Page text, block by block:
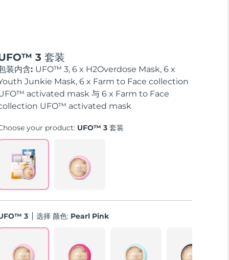
3 套装
装内含: UFO™ 3, 6 x H2Overdose Mask, 6 x
Junkie Mask, 6 x Farm to Face collection
activated mask 与 6 x Farm to Face
UFO™ activated mask
your product: UFO™ 3 套装
3 选择 颜色: Pearl Pink